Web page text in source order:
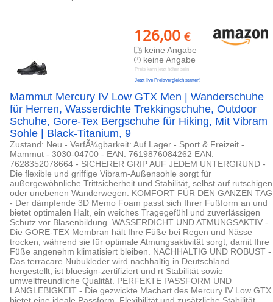
126,00 €
keine Angabe
keine Angabe
Preis kann jetzt höher sein
Jetzt live Preisvergleich starten!
Mammut Mercury IV Low GTX Men | Wanderschuhe
für Herren, Wasserdichte Trekkingschuhe, Outdoor
Schuhe, Gore-Tex Bergschuhe für Hiking, Mit Vibram
Sohle | Black-Titanium, 9
Zustand: Neu - VerfÃ¼gbarkeit: Auf Lager - Sport & Freizeit -
Mammut - 3030-04700 - EAN: 7619876084262 EAN:
7628352078664 - SICHERER GRIP AUF JEDEM UNTERGRUND -
Die flexible und griffige Vibram-Außensohle sorgt für
außergewöhnliche Trittsicherheit und Stabilität, selbst auf rutschigen
oder unebenen Wanderwegen. KOMFORT FÜR DEN GANZEN TAG
- Der dämpfende 3D Memo Foam passt sich Ihrer Fußform an und
bietet optimalen Halt, ein weiches Tragegefühl und zuverlässigen
Schutz vor Blasenbildung. WASSERDICHT UND ATMUNGSAKTIV -
Die GORE-TEX Membran hält Ihre Füße bei Regen und Nässe
trocken, während sie für optimale Atmungsaktivität sorgt, damit Ihre
Füße angenehm klimatisiert bleiben. NACHHALTIG UND ROBUST -
Das terracare Nubukleder wird nachhaltig in Deutschland
hergestellt, ist bluesign-zertifiziert und rt Stabilität sowie
umweltfreundliche Qualität. PERFEKTE PASSFORM UND
LANGLEBIGKEIT - Die gezwickte Machart des Mercury IV Low GTX